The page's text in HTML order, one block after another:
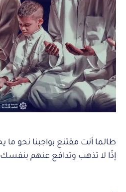
طالما أنت مقتنع بواجبنا نحو
إذًا لا تذهب وتدافع عنهم